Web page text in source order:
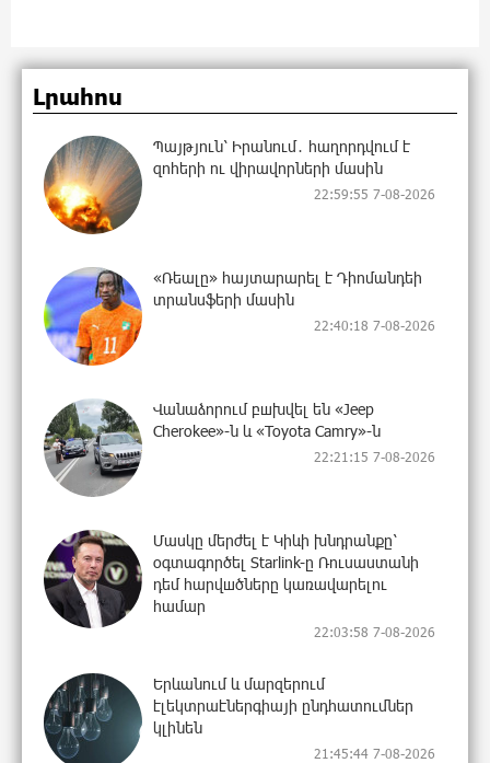
Լրահոս
Պայթյուն՝ Իրանում․ հաղորդվում է
զոհերի ու վիրավորների մասին
22:59:55 7-08-2026
«Ռեալը» հայտարարել է Դիոմանդեի
տրանսֆերի մասին
22:40:18 7-08-2026
Վանաձորում բшխվել են «Jeep
Cherokee»-ն և «Toyota Camry»-ն
22:21:15 7-08-2026
Մասկը մերժել է Կիևի խնդրանքը՝
օգտագործել Starlink-ը Ռուսաստանի
դեմ հարվшծները կառավարելու
համար
22:03:58 7-08-2026
Երևանում և մարզերում
էլեկտրաէներգիայի ընդհատումներ
կլինեն
21:45:44 7-08-2026